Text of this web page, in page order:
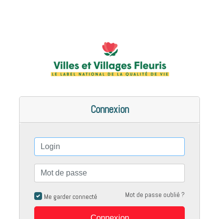
Connexion
Login
Mot
de
passeMe garder connecté Mot de passe oublié ?